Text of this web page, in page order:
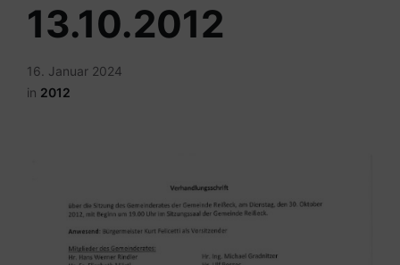
13.10.2012
16. Januar 2024
in 2012